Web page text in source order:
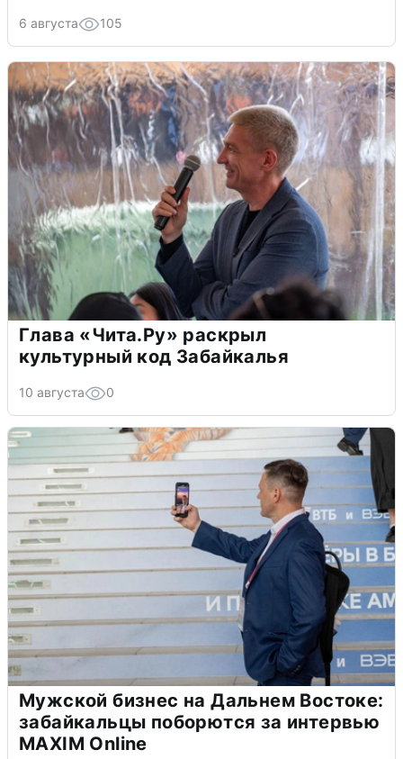
6 августа 105
Глава «Чита.Ру» раскрыл
культурный код Забайкалья
10 августа 0
Мужской бизнес на Дальнем Востоке:
забайкальцы поборются за интервью
MAXIM Online